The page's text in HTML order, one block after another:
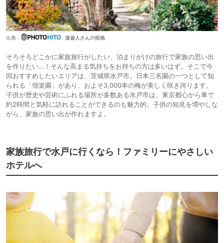
出典： 漫遊人さんの投稿
そろそろどこかに家族旅行がしたい、泊まりがけの旅行で家族の思い出
を作りたい…！そんな高まる気持ちをお持ちの方は多いはず。そこで今
回おすすめしたいエリアは、茨城県水戸市。日本三名園の一つとして知
られる「偕楽園」があり、およそ3,000本の梅が美しく咲き誇ります。
子供が歴史や芸術にふれる場所が多数ある水戸市は、東京都心から車で
約2時間と気軽に訪れることができるのも魅力的。子供の知見を増やしな
がら、家族の思い出が作れますよ。
家族旅行で水戸に行くなら！ファミリーにやさしい
ホテルへ